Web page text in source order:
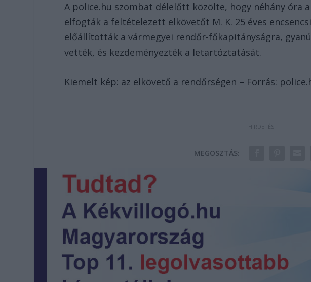
A police.hu szombat délelőtt közölte, hogy néhány
elfogták a feltételezett elkövetőt M. K. 25 éves
előállították a vármegyei rendőr-főkapitányságra,
vették, és kezdeményezték a letartóztatását.
Kiemelt kép: az elkövető a rendőrségen – Forrás:
MEGOSZTÁS: